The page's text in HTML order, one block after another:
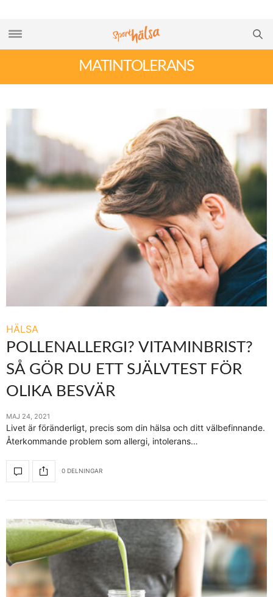
MATINTOLERANS
HÄLSA
POLLENALLERGI? VITAMINBRIST?
SÅ GÖR DU ETT SJÄLVTEST FÖR
OLIKA BESVÄR
MAJ 24, 2021
Livet är föränderligt, precis som din hälsa och ditt välbefinnande.
Återkommande problem som allergi, intolerans…
0 DELNINGAR